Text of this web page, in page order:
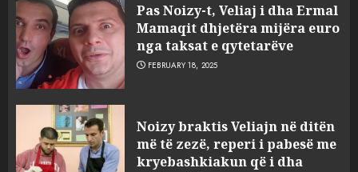
Pas Noizy-t, Veliaj i dha Ermal
Mamaqit dhjetëra mijëra euro
nga taksat e qytetarëve
FEBRUARY 18, 2025
Noizy braktis Veliajn në ditën
më të zezë, reperi i pabesë me
kryebashkiakun që i dha
sulmuan “One Albania”,
ngjarja u fsheh. A u vodhën
serverat?